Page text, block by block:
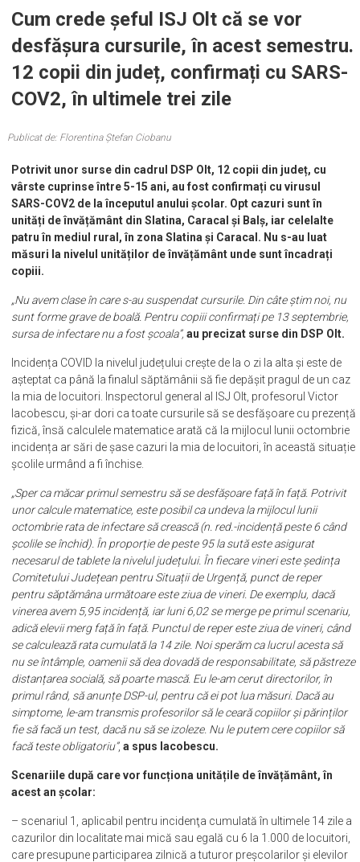
Cum crede șeful ISJ Olt că se vor
desfășura cursurile, în acest semestru.
12 copii din județ, confirmați cu SARS-
COV2, în ultimele trei zile
Publicat de: Florentina Ștefan Ciobanu
Potrivit unor surse din cadrul DSP Olt, 12 copii din județ, cu
vârste cuprinse între 5-15 ani, au fost confirmați cu virusul
SARS-COV2 de la începutul anului școlar. Opt cazuri sunt în
unități de învățământ din Slatina, Caracal și Balș, iar celelalte
patru în mediul rural, în zona Slatina și Caracal. Nu s-au luat
măsuri la nivelul unităților de învățământ unde sunt încadrați
copiii.
„Nu avem clase în care s-au suspendat cursurile. Din câte știm noi, nu
sunt forme grave de boală. Pentru copiii confirmați pe 13 septembrie,
sursa de infectare nu a fost școala”, au precizat surse din DSP Olt.
Incidența COVID la nivelul județului crește de la o zi la alta și este de
așteptat ca până la finalul săptămânii să fie depășit pragul de un caz
la mia de locuitori. Inspectorul general al ISJ Olt, profesorul Victor
Iacobescu, și-ar dori ca toate cursurile să se desfășoare cu prezență
fizică, însă calculele matematice arată că la mijlocul lunii octombrie
incidența ar sări de șase cazuri la mia de locuitori, în această situație
școlile urmând a fi închise.
„Sper ca măcar primul semestru să se desfășoare față în față. Potrivit
unor calcule matematice, este posibil ca undeva la mijlocul lunii
octombrie rata de infectare să crească (n. red.-incidență peste 6 când
școlile se închid). În proporție de peste 95 la sută este asigurat
necesarul de tablete la nivelul județului. În fiecare vineri este ședința
Comitetului Județean pentru Situații de Urgență, punct de reper
pentru săptămâna următoare este ziua de vineri. De exemplu, dacă
vinerea avem 5,95 incidență, iar luni 6,02 se merge pe primul scenariu,
adică elevii merg față în față. Punctul de reper este ziua de vineri, când
se calculează rata cumulată la 14 zile. Noi sperăm ca lucrul acesta să
nu se întâmple, oamenii să dea dovadă de responsabilitate, să păstreze
distanțarea socială, să poarte mască. Eu le-am cerut directorilor, în
primul rând, să anunțe DSP-ul, pentru că ei pot lua măsuri. Dacă au
simptome, le-am transmis profesorilor să le ceară copiilor și părinților
fie să facă un test, dacă nu să se izoleze. Nu le putem cere copiilor să
facă teste obligatoriu”,a spus Iacobescu.
Scenariile după care vor funcționa unitățile de învățământ, în
acest an școlar:
– scenariul 1, aplicabil pentru incidenţa cumulată în ultimele 14 zile a
cazurilor din localitate mai mică sau egală cu 6 la 1.000 de locuitori,
care presupune participarea zilnică a tuturor preșcolarilor și elevilor